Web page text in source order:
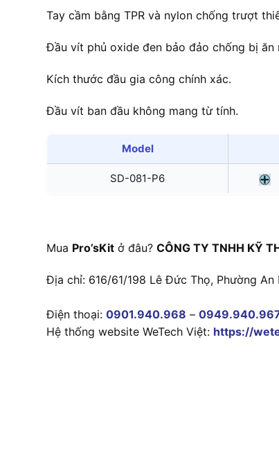
Tay cầm bằng TPR và nylon chống trượt
Đầu vít phủ oxide đen bảo đảo chống bị ăn
Kích thước đầu gia công chính xác.
Đầu vít ban đầu không mang từ tính.
Model
SD-081-P6
Mua Pro’sKit ở đâu? CÔNG TY TNHH KỸ
Địa chỉ: 616/61/198 Lê Đức Thọ, Phường
Điện thoại: 0901.940.968 –
Hệ thống website WeTech Việt: https://